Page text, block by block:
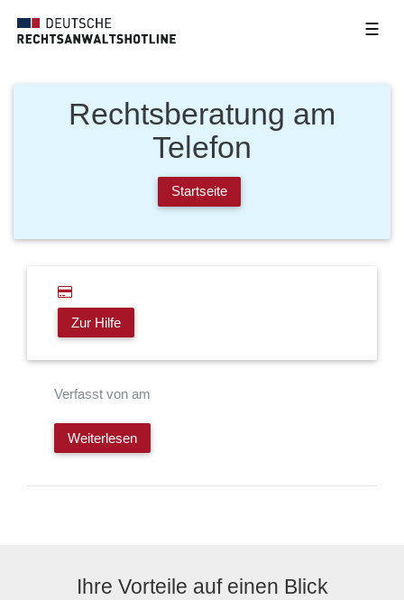
☰
Rechtsberatung am
Telefon
Startseite
Zur Hilfe
Verfasst von am
Weiterlesen
Ihre Vorteile auf einen Blick